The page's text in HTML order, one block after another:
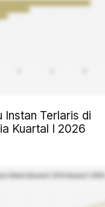
Instan Terlaris di
Kuartal I 2026